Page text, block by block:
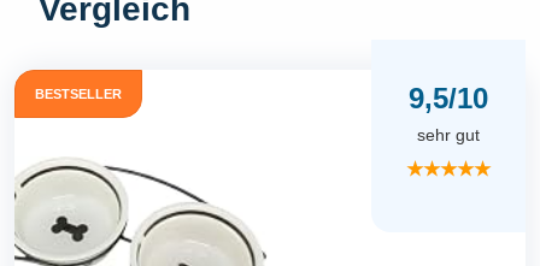
Vergleich
BESTSELLER 9,5/10
sehr gut
★★★★★